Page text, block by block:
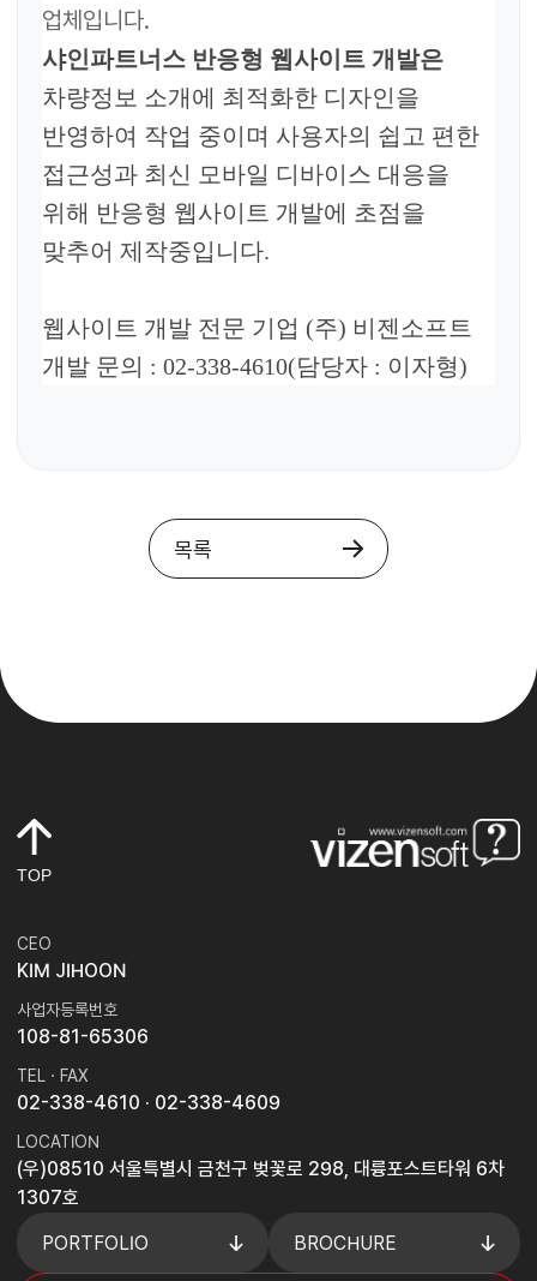
업체입니다.
샤인파트너스 반응형 웹사이트 개발은
차량정보 소개에 최적화한 디자인을
반영하여 작업 중이며 사용자의 쉽고 편한
접근성과 최신 모바일 디바이스 대응을
위해 반응형 웹사이트 개발에 초점을
맞추어 제작중입니다.
웹사이트 개발 전문 기업 (주) 비젠소프트
개발 문의 : 02-338-4610(담당자 : 이자형)
목록
TOP
CEO
KIM JIHOON
사업자등록번호
108-81-65306
TEL · FAX
02-338-4610 · 02-338-4609
LOCATION
(우)08510 서울특별시 금천구 벚꽃로 298, 대륭포스트타워 6차
1307호
PORTFOLIO
BROCHURE